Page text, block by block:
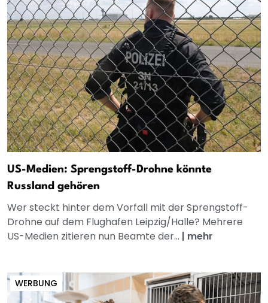
US-Medien: Sprengstoff-Drohne könnte
Russland gehören
Wer steckt hinter dem Vorfall mit der Sprengstoff-
Drohne auf dem Flughafen Leipzig/Halle? Mehrere
US-Medien zitieren nun Beamte der... | mehr
WERBUNG